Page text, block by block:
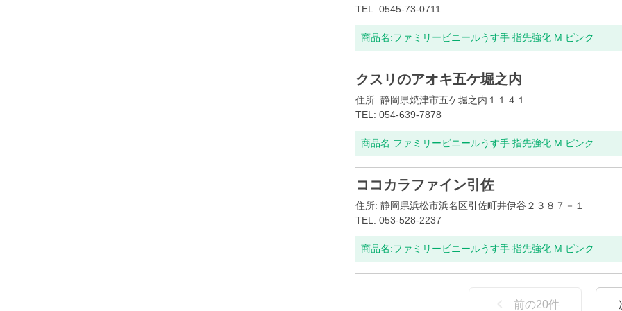
TEL: 0545-73-0711
商品名:ファミリービニールうす手 指先強化 M ピンク
クスリのアオキ五ケ堀之内
住所: 静岡県焼津市五ケ堀之内１１４１
TEL: 054-639-7878
商品名:ファミリービニールうす手 指先強化 M ピンク
ココカラファイン引佐
住所: 静岡県浜松市浜名区引佐町井伊谷２３８７－１
TEL: 053-528-2237
商品名:ファミリービニールうす手 指先強化 M ピンク
前の20件